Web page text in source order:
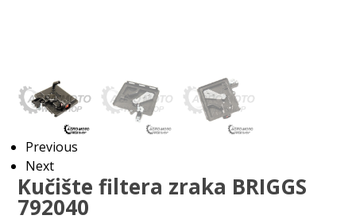
Previous
Next
Kučište filtera zraka BRIGGS
792040